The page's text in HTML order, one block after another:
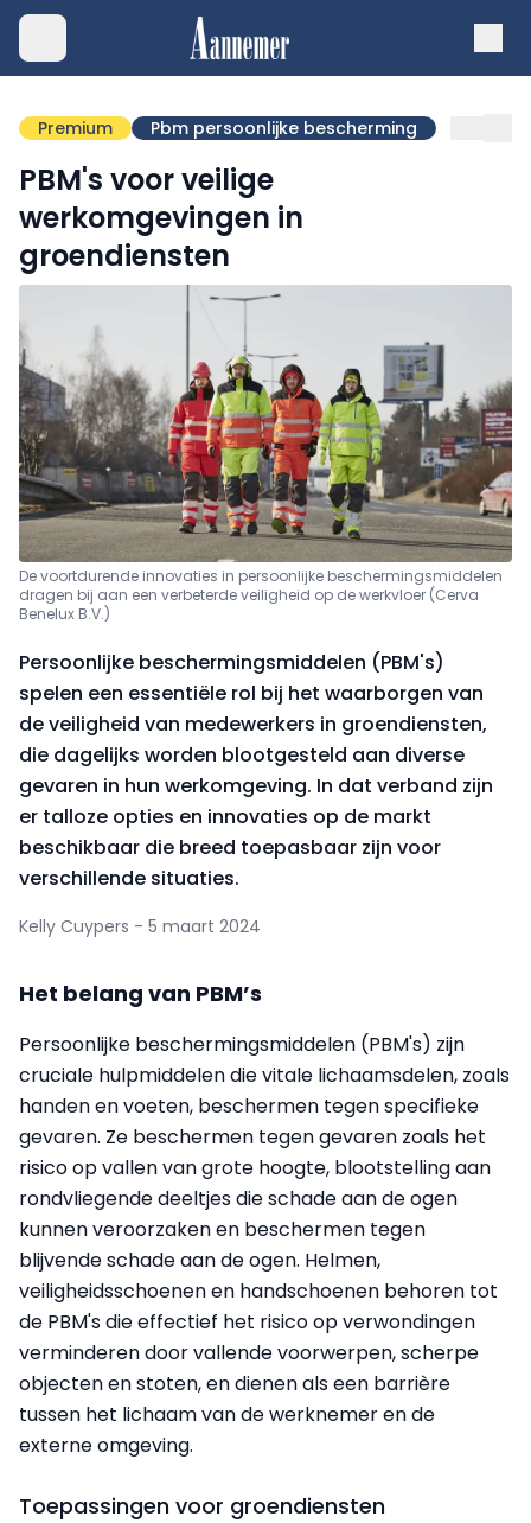
Premium Pbm persoonlijke bescherming
PBM's voor veilige
werkomgevingen in
groendiensten
De voortdurende innovaties in persoonlijke beschermingsmiddelen
dragen bij aan een verbeterde veiligheid op de werkvloer (Cerva
Benelux B.V.)
Persoonlijke beschermingsmiddelen (PBM's)
spelen een essentiële rol bij het waarborgen van
de veiligheid van medewerkers in groendiensten,
die dagelijks worden blootgesteld aan diverse
gevaren in hun werkomgeving. In dat verband zijn
er talloze opties en innovaties op de markt
beschikbaar die breed toepasbaar zijn voor
verschillende situaties.
Kelly Cuypers - 5 maart 2024
Het belang van PBM’s
Persoonlijke beschermingsmiddelen (PBM's) zijn
cruciale hulpmiddelen die vitale lichaamsdelen, zoals
handen en voeten, beschermen tegen specifieke
gevaren. Ze beschermen tegen gevaren zoals het
risico op vallen van grote hoogte, blootstelling aan
rondvliegende deeltjes die schade aan de ogen
kunnen veroorzaken en beschermen tegen
blijvende schade aan de ogen. Helmen,
veiligheidsschoenen en handschoenen behoren tot
de PBM's die effectief het risico op verwondingen
verminderen door vallende voorwerpen, scherpe
objecten en stoten, en dienen als een barrière
tussen het lichaam van de werknemer en de
externe omgeving.
Toepassingen voor groendiensten